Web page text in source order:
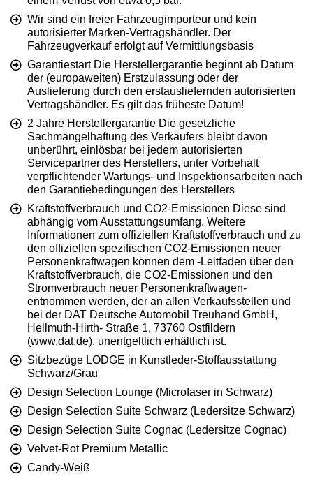
Wir sind ein freier Fahrzeugimporteur und kein
autorisierter Marken-Vertragshändler. Der
Fahrzeugverkauf erfolgt auf Vermittlungsbasis
Garantiestart Die Herstellergarantie beginnt ab Datum
der (europaweiten) Erstzulassung oder der
Auslieferung durch den erstausliefernden autorisierten
Vertragshändler. Es gilt das früheste Datum!
2 Jahre Herstellergarantie Die gesetzliche
Sachmängelhaftung des Verkäufers bleibt davon
unberührt, einlösbar bei jedem autorisierten
Servicepartner des Herstellers, unter Vorbehalt
verpflichtender Wartungs- und Inspektionsarbeiten nach
den Garantiebedingungen des Herstellers
Kraftstoffverbrauch und CO2-Emissionen Diese sind
abhängig vom Ausstattungsumfang. Weitere
Informationen zum offiziellen Kraftstoffverbrauch und zu
den offiziellen spezifischen CO2-Emissionen neuer
Personenkraftwagen können dem -Leitfaden über den
Kraftstoffverbrauch, die CO2-Emissionen und den
Stromverbrauch neuer Personenkraftwagen-
entnommen werden, der an allen Verkaufsstellen und
bei der DAT Deutsche Automobil Treuhand GmbH,
Hellmuth-Hirth- Straße 1, 73760 Ostfildern
(www.dat.de), unentgeltlich erhältlich ist.
Sitzbezüge LODGE in Kunstleder-Stoffausstattung
Schwarz/Grau
Design Selection Lounge (Microfaser in Schwarz)
Design Selection Suite Schwarz (Ledersitze Schwarz)
Design Selection Suite Cognac (Ledersitze Cognac)
Velvet-Rot Premium Metallic
Candy-Weiß